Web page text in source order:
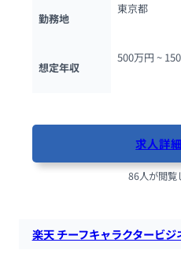
勤務地
東京都
想定年収
500万円 ~
求人詳
86人が閲覧
楽天 チーフキャラクタービ